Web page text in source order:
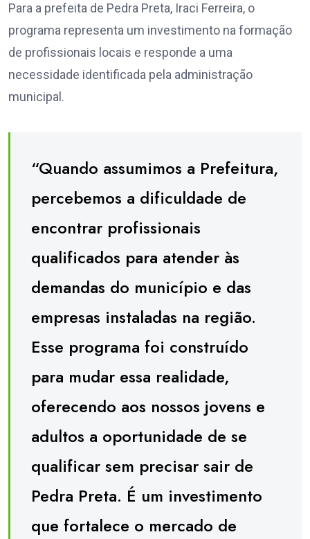
Para a prefeita de Pedra Preta, Iraci Ferreira, o
programa representa um investimento na formação
de profissionais locais e responde a uma
necessidade identificada pela administração
municipal.
“Quando assumimos a Prefeitura,
percebemos a dificuldade de
encontrar profissionais
qualificados para atender às
demandas do município e das
empresas instaladas na região.
Esse programa foi construído
para mudar essa realidade,
oferecendo aos nossos jovens e
adultos a oportunidade de se
qualificar sem precisar sair de
Pedra Preta. É um investimento
que fortalece o mercado de